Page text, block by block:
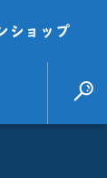
ショップ